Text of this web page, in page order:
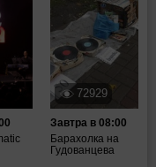
72929
Завтра в 08:00
Барахолка на
Гудованцева